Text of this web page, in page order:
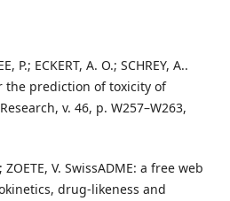
P.; ECKERT, A. O.; SCHREY, A..
the prediction of toxicity of
v. 46, p. W257–W263,
V. SwissADME: a free web
drug-likeness and